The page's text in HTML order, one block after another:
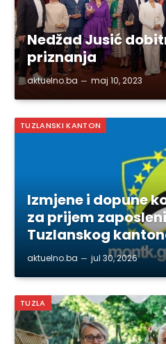
Nedžad Jusić
priznanja
aktuelno.ba maj 10, 2023
TUZLANSKI KANTON
Izmjene i dopune
za prijem
Tuzlanskog
aktuelno.ba jul 30, 2026
TUZLA